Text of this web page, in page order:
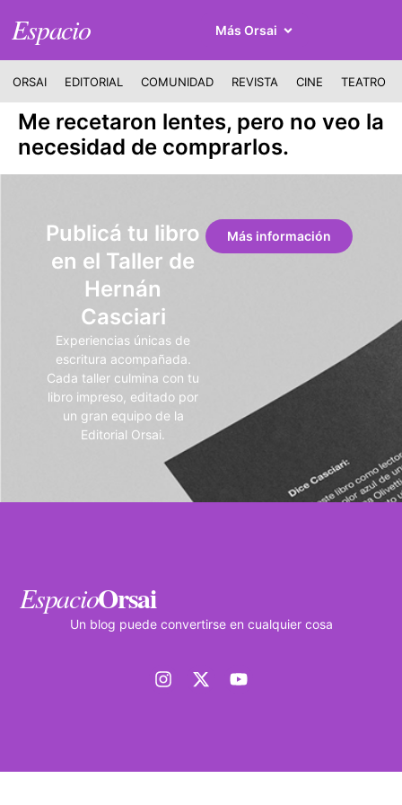
Espacio Más Orsai
ORSAI EDITORIAL COMUNIDAD REVISTA CINE TEATRO
Me recetaron lentes, pero no veo la
necesidad de comprarlos.
Publicá tu libro
en el Taller de
Hernán
Casciari
Experiencias únicas de
escritura acompañada.
Cada taller culmina con tu
libro impreso, editado por
un gran equipo de la
Editorial Orsai.
Más información
EspacioOrsai
Un blog puede convertirse en cualquier cosa